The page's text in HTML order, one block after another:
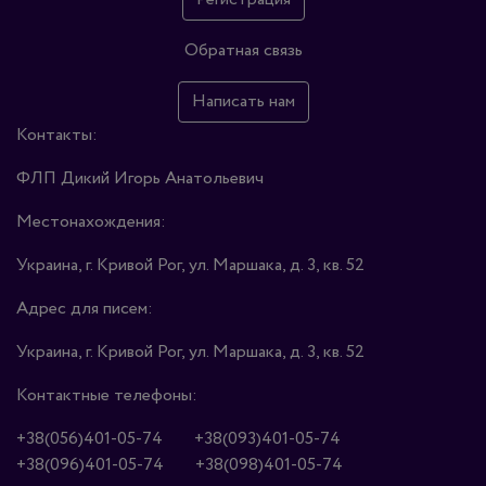
Обратная связь
Написать нам
Контакты:
ФЛП Дикий Игорь Анатольевич
Местонахождения:
Украина, г. Кривой Рог, ул. Маршака, д. 3, кв. 52
Адрес для писем:
Украина, г. Кривой Рог, ул. Маршака, д. 3, кв. 52
Контактные телефоны:
+38(056)401-05-74
+38(093)401-05-74
+38(096)401-05-74
+38(098)401-05-74